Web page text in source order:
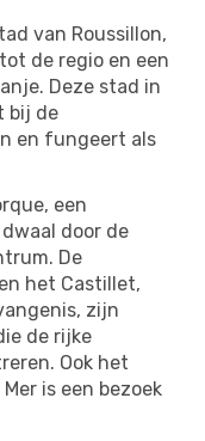
van Roussillon,
de regio en een
Deze stad in
bij de
en fungeert als
een
door de
De
het Castillet,
zijn
de rijke
Ook het
is een bezoek